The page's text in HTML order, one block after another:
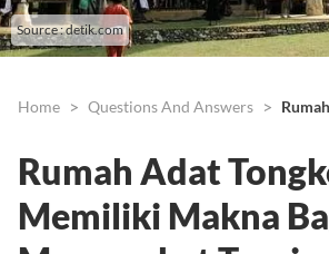
Source : detik.com
Home Questions And Answers
Rumah Adat
Memiliki Makna